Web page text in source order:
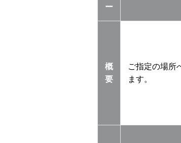
ー
概
要
ご指定の場所
ます。